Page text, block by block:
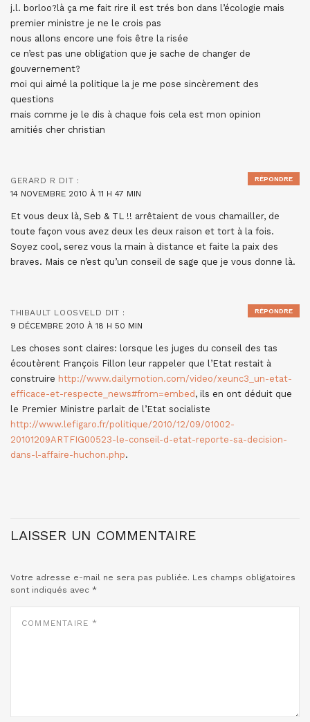
j.l. borloo?là ça me fait rire il est trés bon dans l’écologie mais
premier ministre je ne le crois pas
nous allons encore une fois être la risée
ce n’est pas une obligation que je sache de changer de
gouvernement?
moi qui aimé la politique la je me pose sincèrement des
questions
mais comme je le dis à chaque fois cela est mon opinion
amitiés cher christian
GERARD R DIT :
14 NOVEMBRE 2010 À 11 H 47 MIN
Et vous deux là, Seb & TL !! arrêtaient de vous chamailler, de
toute façon vous avez deux les deux raison et tort à la fois.
Soyez cool, serez vous la main à distance et faite la paix des
braves. Mais ce n’est qu’un conseil de sage que je vous donne là.
RÉPONDRE
THIBAULT LOOSVELD DIT :
9 DÉCEMBRE 2010 À 18 H 50 MIN
Les choses sont claires: lorsque les juges du conseil des tas
écoutèrent François Fillon leur rappeler que l’Etat restait à
construire http://www.dailymotion.com/video/xeunc3_un-etat-
efficace-et-respecte_news#from=embed , ils en ont déduit que
le Premier Ministre parlait de l’Etat socialiste
http://www.lefigaro.fr/politique/2010/12/09/01002-
20101209ARTFIG00523-le-conseil-d-etat-reporte-sa-decision-
dans-l-affaire-huchon.php.
RÉPONDRE
LAISSER UN COMMENTAIRE
Votre adresse e-mail ne sera pas publiée. Les champs obligatoires
sont indiqués avec *